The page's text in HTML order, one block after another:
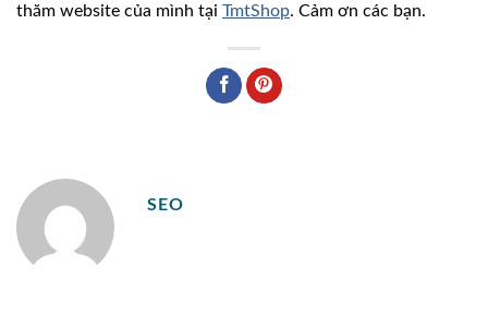
thăm website của mình tại TmtShop. Cảm ơn các bạn.
SEO